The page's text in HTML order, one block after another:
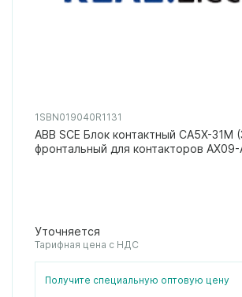
1SBN019040R1131
ABB SCE Блок контактный CA5X-31M
фронтальный для контакторов AX09-
Уточняется
Тарифная цена с НДС
Получите специальную оптовую цену